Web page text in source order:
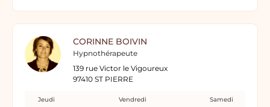
CORINNE BOIVIN
Hypnothérapeute
139 rue Victor le Vigoureux
97410 ST PIERRE
Jeudi Vendredi Samedi